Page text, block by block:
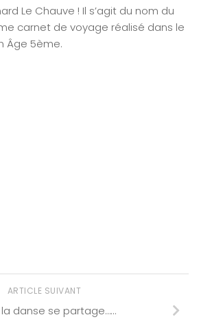
Le Chauve ! Il s’agit du nom du
carnet de voyage réalisé dans le
Âge 5ème.
ARTICLE SUIVANT
danse se partage……